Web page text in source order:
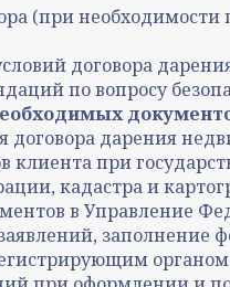
(при
договора
по вопросу
договора дарения
клиента при
кадастра и
в Управление
заполнение